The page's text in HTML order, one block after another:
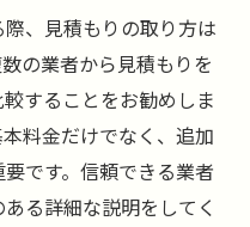
、見積もりの取り方は
の業者から見積もりを
することをお勧めしま
料金だけでなく、追加
です。信頼できる業者
る詳細な説明をしてく